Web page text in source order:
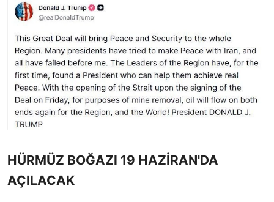
HÜRMÜZ BOĞAZI 19 HAZİRAN'DA
AÇILACAK